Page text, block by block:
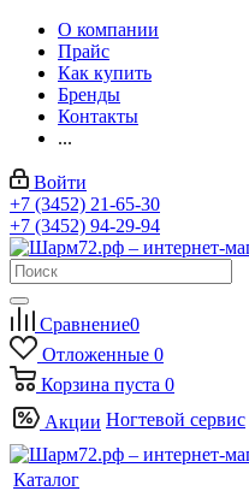
О компании
Прайс
Как купить
Бренды
Контакты
...
Войти
+7 (3452) 21-65-30
+7 (3452) 94-29-94
Сравнение0
Отложенные 0
Корзина пуста 0
Акции Ногтевой сервис
Каталог